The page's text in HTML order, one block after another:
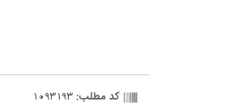
کد مطلب: 1093193